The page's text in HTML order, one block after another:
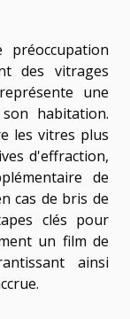
des vitrages
une
habitation.
les vitres plus
d'effraction,
de
cas de bris de
clés pour
un film de
ainsi